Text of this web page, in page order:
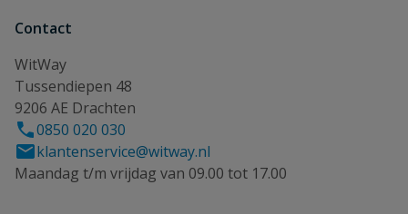
Contact
WitWay
Tussendiepen 48
9206 AE Drachten
0850 020 030
klantenservice@witway.nl
Maandag t/m vrijdag van 09.00 tot 17.00